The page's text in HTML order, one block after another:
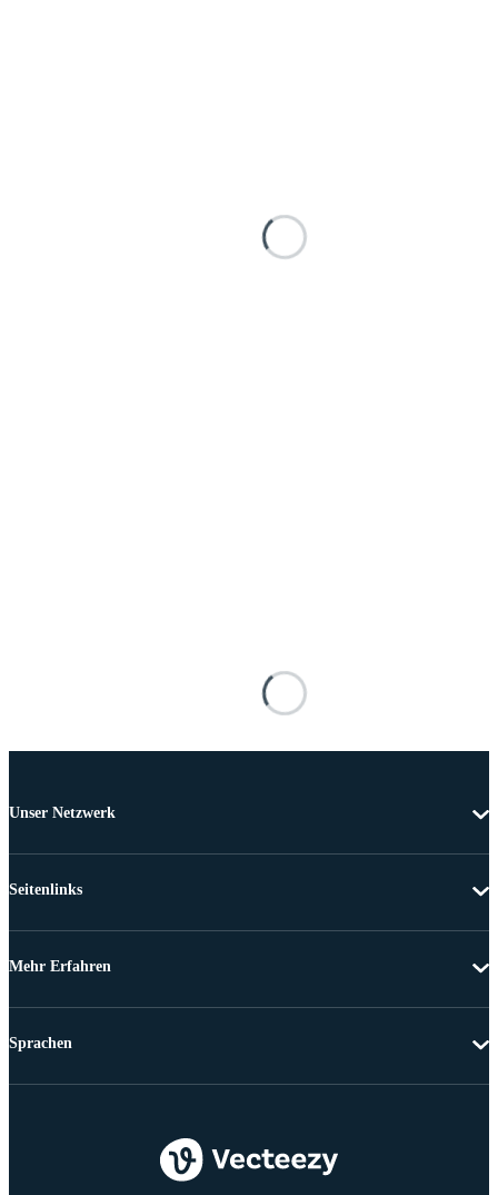
Unser Netzwerk
Seitenlinks
Mehr Erfahren
Sprachen